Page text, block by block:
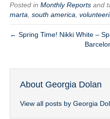
Posted in Monthly Reports and
marta south america
← Spring Time! Nikki White –
About Georgia Dolan
View all posts by Georgia